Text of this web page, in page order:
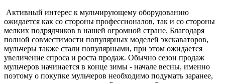
Активный интерес к мульчирующему оборудованию
ожидается как со стороны профессионалов, так и со стороны
мелких подрядчиков в нашей огромной стране. Благодаря
полной совместимости популярных моделей экскаваторов,
мульчеры также стали популярными, при этом ожидается
увеличение спроса и роста продаж. Обычно сезон продаж
мульчеров начинается в конце зимы - начале весны, именно
поэтому о покупке мульчеров необходимо подумать заранее,